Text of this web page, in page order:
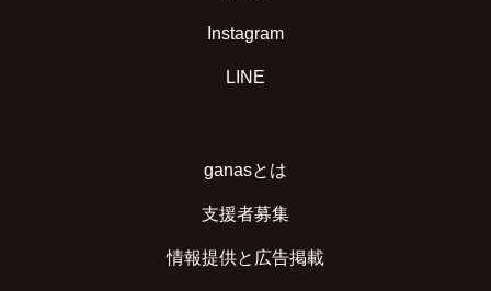
Instagram
LINE
ganasとは
支援者募集
情報提供と広告掲載